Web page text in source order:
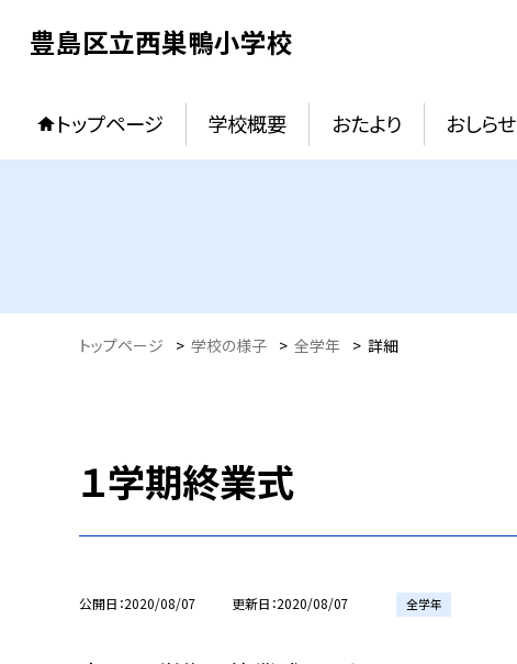
豊島区立西巣鴨小学校
トップページ 学校概要 おたより おしらせ
トップページ > 学校の様子 > 全学年 > 詳細
１学期終業式
公開日 2020/08/07 更新日 2020/08/07 全学年